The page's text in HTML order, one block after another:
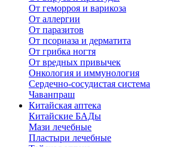
От геморроя и варикоза
От аллергии
От паразитов
От псориаза и дерматита
От грибка ногтя
От вредных привычек
Онкология и иммунология
Сердечно-сосудистая система
Чаванпраш
Китайская аптека
Китайские БАДы
Мази лечебные
Пластыри лечебные